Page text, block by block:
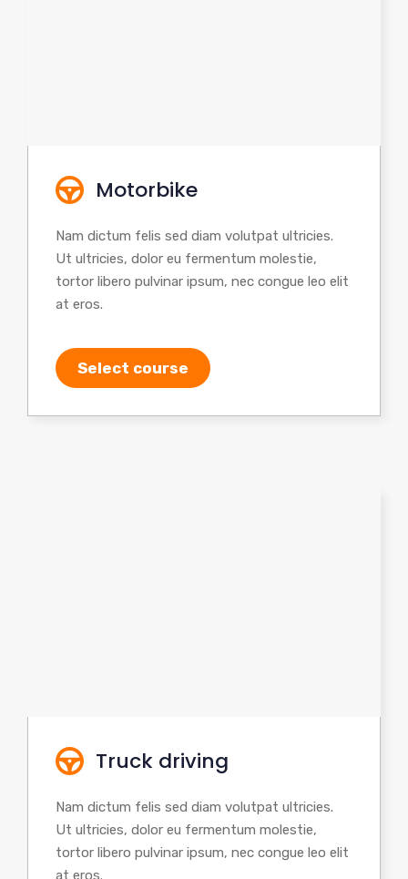
Motorbike
Nam dictum felis sed diam volutpat ultricies.
Ut ultricies, dolor eu fermentum molestie,
tortor libero pulvinar ipsum, nec congue leo elit
at eros.
Select course
Truck driving
Nam dictum felis sed diam volutpat ultricies.
Ut ultricies, dolor eu fermentum molestie,
tortor libero pulvinar ipsum, nec congue leo elit
at eros.